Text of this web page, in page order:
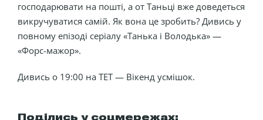
господарювати на пошті, а от Таньці вже доведеться
викручуватися самій. Як вона це зробить? Дивись у
повному епізоді серіалу «Танька і Володька» —
«Форс-мажор».
Дивись о 19:00 на ТЕТ — Вікенд усмішок.
Поділись у соцмережах: